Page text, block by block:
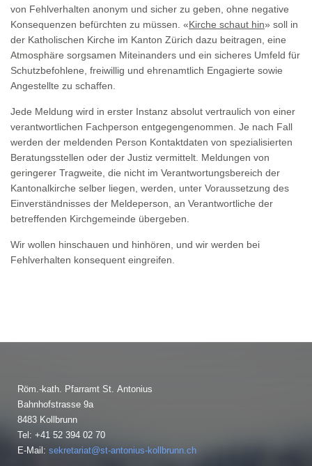
von Fehlverhalten anonym und sicher zu geben, ohne negative
Konsequenzen befürchten zu müssen. «Kirche schaut hin» soll in
der Katholischen Kirche im Kanton Zürich dazu beitragen, eine
Atmosphäre sorgsamen Miteinanders und ein sicheres Umfeld für
Schutzbefohlene, freiwillig und ehrenamtlich Engagierte sowie
Angestellte zu schaffen.
Jede Meldung wird in erster Instanz absolut vertraulich von einer
verantwortlichen Fachperson entgegengenommen. Je nach Fall
werden der meldenden Person Kontaktdaten von spezialisierten
Beratungsstellen oder der Justiz vermittelt. Meldungen von
geringerer Tragweite, die nicht im Verantwortungsbereich der
Kantonalkirche selber liegen, werden, unter Voraussetzung des
Einverständnisses der Meldeperson, an Verantwortliche der
betreffenden Kirchgemeinde übergeben.
Wir wollen hinschauen und hinhören, und wir werden bei
Fehlverhalten konsequent eingreifen.
Röm.-kath. Pfarramt St. Antonius
Bahnhofstrasse 9a
8483 Kollbrunn
Tel: +41 52 394 02 70
E-Mail: sekretariat@st-antonius-kollbrunn.ch